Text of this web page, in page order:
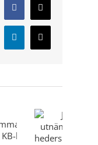
Facebook
X
LinkedInE-
post